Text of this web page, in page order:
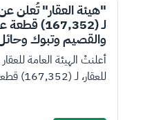
"هيئة العقار" تُعلن
لـ
والقصيم وتبوك
أعلنتْ الهيئة العامة
للعقار، لـ (167,352) قطعة عقارية في مناطق...